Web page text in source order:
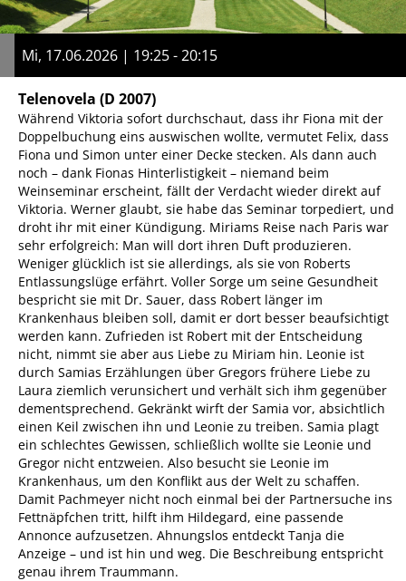
Mi, 17.06.2026 | 19:25 - 20:15
Telenovela (D 2007)
Während Viktoria sofort durchschaut, dass ihr Fiona mit der
Doppelbuchung eins auswischen wollte, vermutet Felix, dass
Fiona und Simon unter einer Decke stecken. Als dann auch
noch – dank Fionas Hinterlistigkeit – niemand beim
Weinseminar erscheint, fällt der Verdacht wieder direkt auf
Viktoria. Werner glaubt, sie habe das Seminar torpediert, und
droht ihr mit einer Kündigung. Miriams Reise nach Paris war
sehr erfolgreich: Man will dort ihren Duft produzieren.
Weniger glücklich ist sie allerdings, als sie von Roberts
Entlassungslüge erfährt. Voller Sorge um seine Gesundheit
bespricht sie mit Dr. Sauer, dass Robert länger im
Krankenhaus bleiben soll, damit er dort besser beaufsichtigt
werden kann. Zufrieden ist Robert mit der Entscheidung
nicht, nimmt sie aber aus Liebe zu Miriam hin. Leonie ist
durch Samias Erzählungen über Gregors frühere Liebe zu
Laura ziemlich verunsichert und verhält sich ihm gegenüber
dementsprechend. Gekränkt wirft der Samia vor, absichtlich
einen Keil zwischen ihn und Leonie zu treiben. Samia plagt
ein schlechtes Gewissen, schließlich wollte sie Leonie und
Gregor nicht entzweien. Also besucht sie Leonie im
Krankenhaus, um den Konflikt aus der Welt zu schaffen.
Damit Pachmeyer nicht noch einmal bei der Partnersuche ins
Fettnäpfchen tritt, hilft ihm Hildegard, eine passende
Annonce aufzusetzen. Ahnungslos entdeckt Tanja die
Anzeige – und ist hin und weg. Die Beschreibung entspricht
genau ihrem Traummann.